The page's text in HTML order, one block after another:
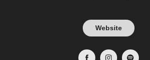
Website